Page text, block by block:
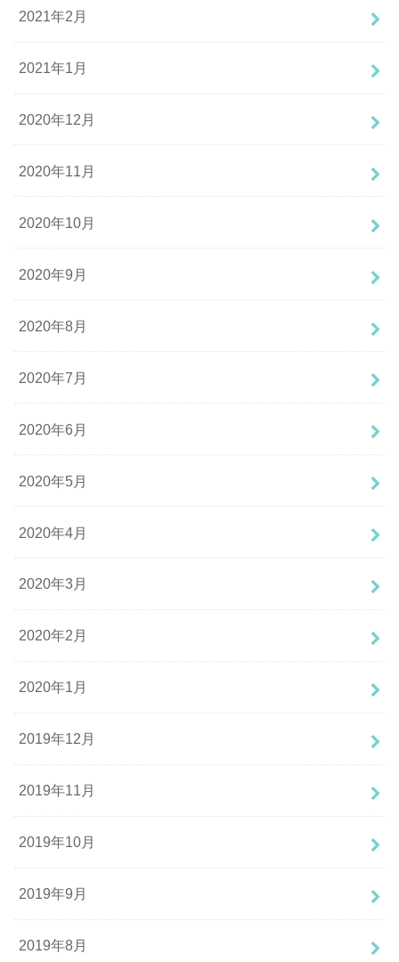
2021年2月
2021年1月
2020年12月
2020年11月
2020年10月
2020年9月
2020年8月
2020年7月
2020年6月
2020年5月
2020年4月
2020年3月
2020年2月
2020年1月
2019年12月
2019年11月
2019年10月
2019年9月
2019年8月